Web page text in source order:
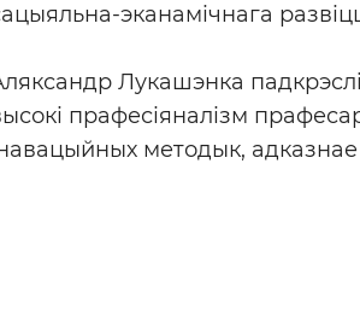
эканамічнага
Лукашэнка
прафесіяналізм
методык, адказнае